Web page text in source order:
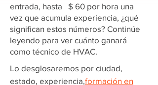
entrada, hasta $ 60 por hora una
vez que acumula experiencia, ¿qué
significan estos números? Continúe
leyendo para ver cuánto ganará
como técnico de HVAC.
Lo desglosaremos por ciudad,
estado, experiencia,formación en